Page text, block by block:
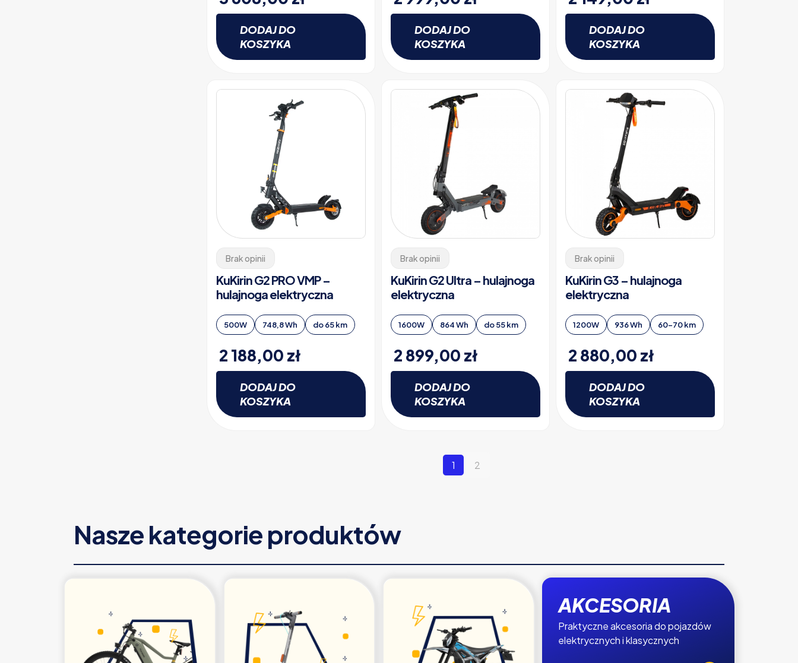
DODAJ DO
KOSZYKA
DODAJ DO
KOSZYKA
DODAJ DO
KOSZYKA
Brak opinii
KuKirin G2 PRO VMP –
hulajnoga elektryczna
500W 748,8 Wh do 65 km
2 188,00 zł
DODAJ DO
KOSZYKA
Brak opinii
KuKirin G2 Ultra – hulajnoga
elektryczna
1600W 864 Wh do 55 km
2 899,00 zł
DODAJ DO
KOSZYKA
Brak opinii
KuKirin G3 – hulajnoga
elektryczna
1200W 936 Wh 60-70 km
2 880,00 zł
DODAJ DO
KOSZYKA
1 2
Nasze kategorie produktów
AKCESORIA
Praktyczne akcesoria do pojazdów
elektrycznych i klasycznych